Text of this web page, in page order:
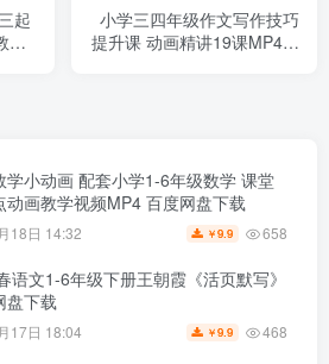
起
学
小学三四年级作文写作技巧
提升课 动画精讲19课MP4视
学小动画 配套小学1-6年级数学 课堂
动画教学视频MP4 百度网盘下载
18日 14:32 ￥9.9 658
语文1-6年级下册王朝霞《活页默写》
盘下载
17日 18:04 ￥9.9 468